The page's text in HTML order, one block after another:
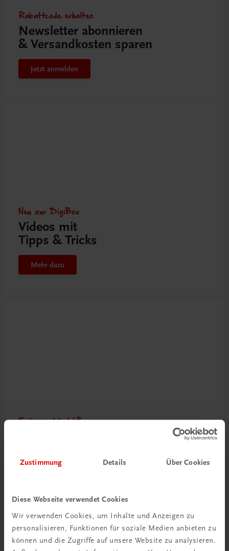
Zustimmung Details Über Cookies
Diese Webseite verwendet Cookies
Wir verwenden Cookies, um Inhalte und Anzeigen zu
personalisieren, Funktionen für soziale Medien anbieten zu
können und die Zugriffe auf unsere Website zu analysieren.
Rabattcode erhalten
Newsletter abonnieren
& Versandkosten sparen
Jetzt anmelden
Neu zur DigiBox
Videos mit
Tipps & Tricks
Mehr dazu
Schon entdeckt?
Mehr dazu